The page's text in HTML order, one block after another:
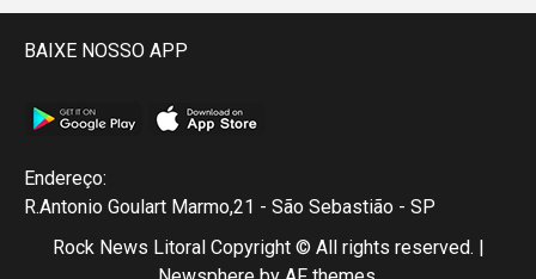
BAIXE NOSSO APP
Endereço:
R.Antonio Goulart Marmo,21 - São Sebastião - SP
Rock News Litoral Copyright © All rights reserved. |